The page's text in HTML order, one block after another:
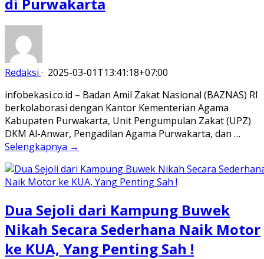
di Purwakarta
Redaksi · 2025-03-01T13:41:18+07:00
infobekasi.co.id – Badan Amil Zakat Nasional (BAZNAS) RI
berkolaborasi dengan Kantor Kementerian Agama
Kabupaten Purwakarta, Unit Pengumpulan Zakat (UPZ)
DKM Al-Anwar, Pengadilan Agama Purwakarta, dan …
Selengkapnya →
Dua Sejoli dari Kampung Buwek
Nikah Secara Sederhana Naik Motor
ke KUA, Yang Penting Sah !